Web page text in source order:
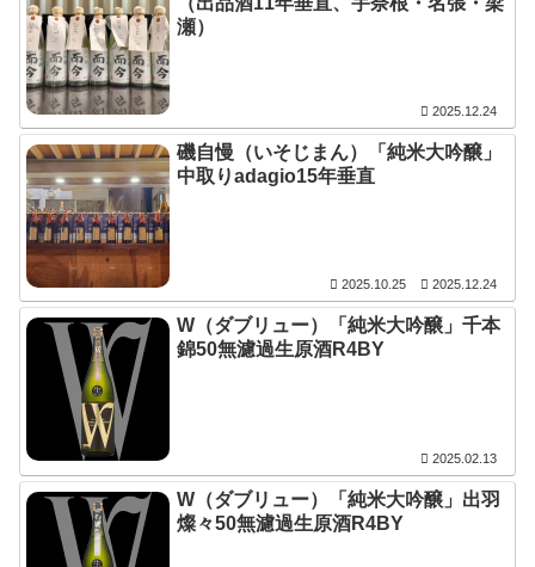
瀬）
2025.12.24
磯自慢（いそじまん）「純米大吟醸」
中取りadagio15年垂直
2025.10.25 2025.12.24
W（ダブリュー）「純米大吟醸」千本
錦50無濾過生原酒R4BY
2025.02.13
W（ダブリュー）「純米大吟醸」出羽
燦々50無濾過生原酒R4BY